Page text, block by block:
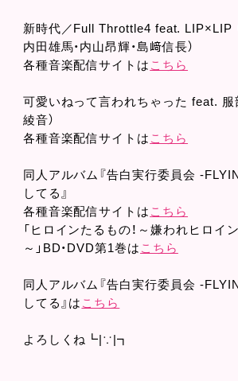
新時代／Full Throttle4 feat. LIP×LIP （
内田雄馬・内山昂輝・島﨑信長）
各種音楽配信サイトは こちら
可愛いねって言われちゃった feat. 服
綾音）
各種音楽配信サイトは こちら
同人アルバム『告白実行委員会 -
してる』
各種音楽配信サイトは こちら
「ヒロインたるもの！～嫌われヒロイ
～」BD・DVD第1巻は こちら
同人アルバム『告白実行委員会 -
してる』は こちら
よろしくね┗|∵|┓